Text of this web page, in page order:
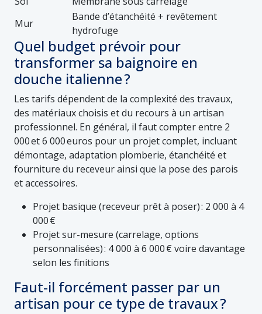
Mur
Bande d’étanchéité + revêtement
hydrofuge
Quel budget prévoir pour
transformer sa baignoire en
douche italienne ?
Les tarifs dépendent de la complexité des travaux,
des matériaux choisis et du recours à un artisan
professionnel. En général, il faut compter entre 2
000 et 6 000 euros pour un projet complet, incluant
démontage, adaptation plomberie, étanchéité et
fourniture du receveur ainsi que la pose des parois
et accessoires.
Projet basique (receveur prêt à poser) : 2 000 à 4
000 €
Projet sur-mesure (carrelage, options
personnalisées) : 4 000 à 6 000 € voire davantage
selon les finitions
Faut-il forcément passer par un
artisan pour ce type de travaux ?